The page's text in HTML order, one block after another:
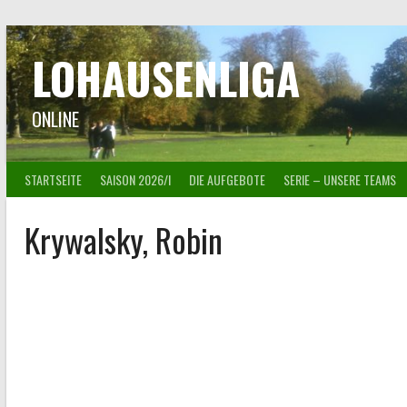
zum
InhaltLOHAUSENLIGA
ONLINE
STARTSEITE SAISON 2026/I DIE AUFGEBOTE SERIE – UNSERE TEAMS
Krywalsky, Robin